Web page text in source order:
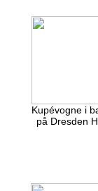
Kupévogne i
på Dresden